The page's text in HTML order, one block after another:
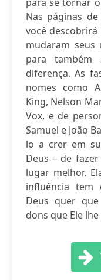
Nas páginas
você
mudaram
para também
diferença. As
nomes como
King, Nelson
Vox, e de
Samuel e João
lo a crer em
Deus – de
lugar melhor.
influência tem
Deus quer
dons que Ele lhe